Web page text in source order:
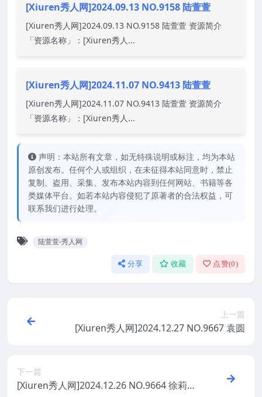
[Xiuren秀人网]2024.09.13 NO.9158 陆萱萱
[Xiuren秀人网]2024.09.13 NO.9158 陆萱萱 资源简介
「资源名称」：[Xiuren秀人...
[Xiuren秀人网]2024.11.07 NO.9413 陆萱萱
[Xiuren秀人网]2024.11.07 NO.9413 陆萱萱 资源简介
「资源名称」：[Xiuren秀人...
声明：本站所有文章，如无特殊说明或标注，均为本站
原创发布。任何个人或组织，在未征得本站同意时，禁止
复制、盗用、采集、发布本站内容到任何网站、书籍等各
类媒体平台。如若本站内容侵犯了原著者的合法权益，可
联系我们进行处理。
陆萱萱-秀人网
分享 收藏 点赞(0)
上一篇
[Xiuren秀人网]2024.12.27 NO.9667 袁圆
下一篇
[Xiuren秀人网]2024.12.26 NO.9664 徐莉芝